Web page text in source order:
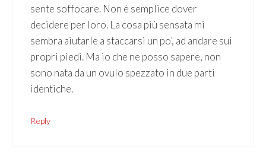
sente soffocare. Non è semplice dover
decidere per loro. La cosa più sensata mi
sembra aiutarle a staccarsi un po’, ad andare sui
propri piedi. Ma io che ne posso sapere, non
sono nata da un ovulo spezzato in due parti
identiche.
Reply